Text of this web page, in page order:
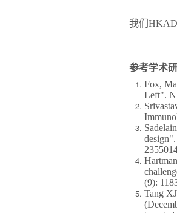
我们
参考学术
Fox,
Left".
(9):
Tang